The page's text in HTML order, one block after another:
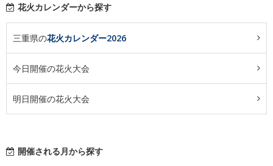
花火カレンダーから探す
三重県の花火カレンダー2026
今日開催の花火大会
明日開催の花火大会
開催される月から探す